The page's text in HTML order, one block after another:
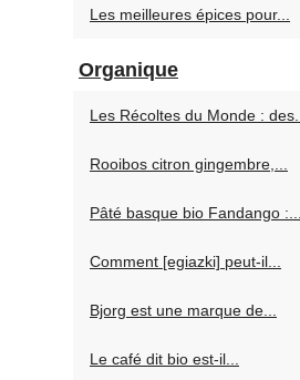
Les meilleures épices pour...
Organique
Les Récoltes du Monde : des...
Rooibos citron gingembre,...
Pâté basque bio Fandango :...
Comment [egiazki] peut-il...
Bjorg est une marque de...
Le café dit bio est-il...